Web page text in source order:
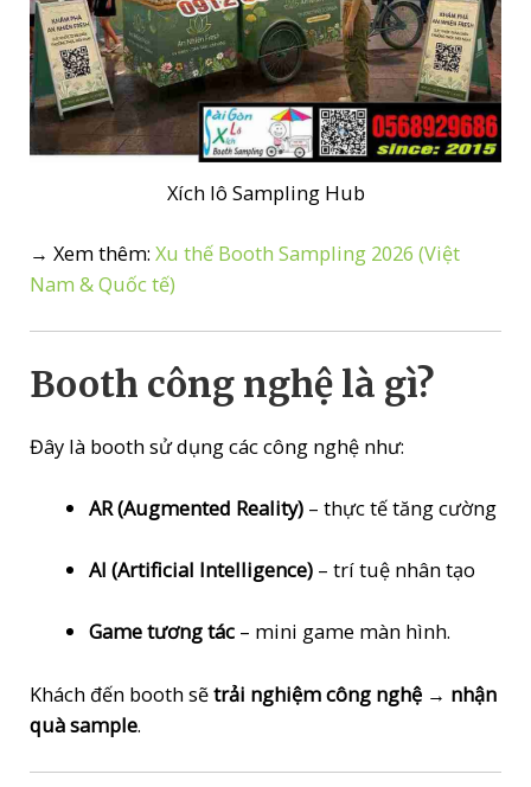
Xích lô Sampling Hub
→ Xem thêm:Xu thế Booth Sampling 2026 (Việt
Nam & Quốc tế)
Booth công nghệ là gì?
Đây là booth sử dụng các công nghệ như:
AR (Augmented Reality)– thực tế tăng cường
AI (Artificial Intelligence)– trí tuệ nhân tạo
Game tương tác– mini game màn hình.
Khách đến booth sẽtrải nghiệm công nghệ → nhận
quà sample.